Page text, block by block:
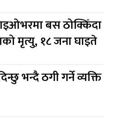
बस ठोक्किँदा
मृत्यु, १८ जना घाइते
भन्दै ठगी गर्ने व्यक्ति